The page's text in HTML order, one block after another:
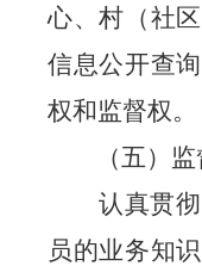
心、村（社
信息公开查
权和监督权。
（五）
认真贯
员的业务知